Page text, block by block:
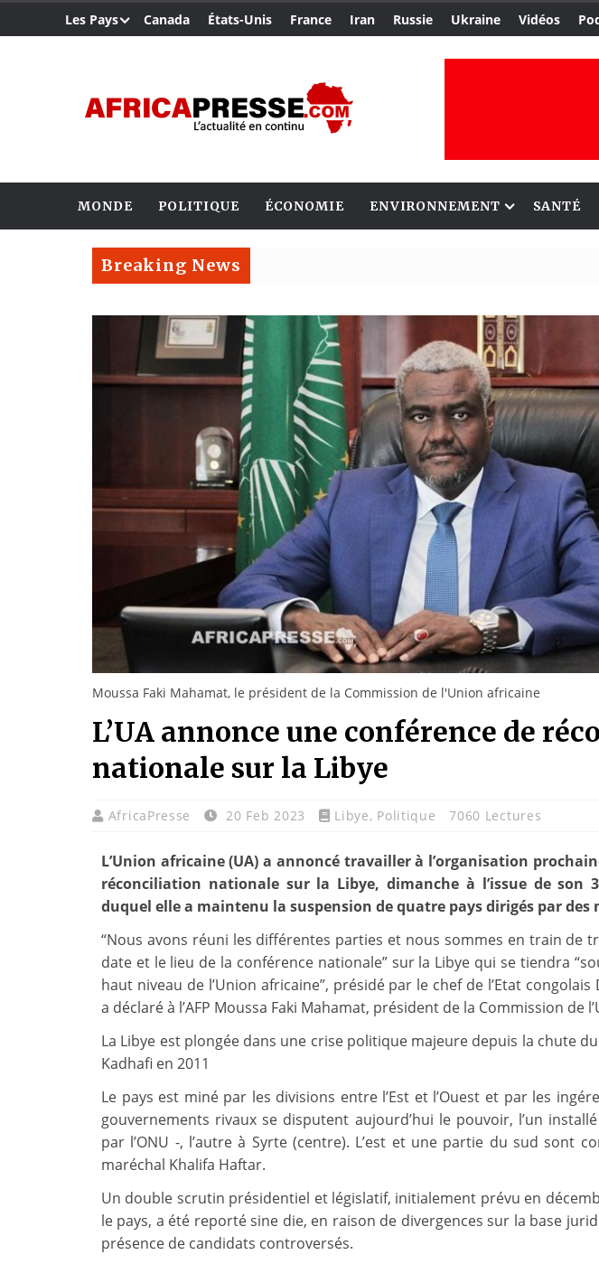
Les Pays Canada États-Unis France Iran Russie Ukraine Vidéos
MONDE POLITIQUE ÉCONOMIE ENVIRONNEMENT SANTÉ
Breaking News
Moussa Faki Mahamat, le président de la Commission de l'Union africaine
L’UA annonce une conférence de
nationale sur la Libye
AfricaPresse 20 Feb 2023 Libye, Politique 7060 Lectures
L’Union africaine (UA) a annoncé travailler à l’organisation
réconciliation nationale sur la Libye, dimanche à l’issue de son
duquel elle a maintenu la suspension de quatre pays dirigés par des
“Nous avons réuni les différentes parties et nous sommes en train de
date et le lieu de la conférence nationale” sur la Libye qui se tiendra
haut niveau de l’Union africaine”, présidé par le chef de l’Etat congolais
a déclaré à l’AFP Moussa Faki Mahamat, président de la Commission de
La Libye est plongée dans une crise politique majeure depuis la chute
Kadhafi en 2011
Le pays est miné par les divisions entre l’Est et l’Ouest et par les
gouvernements rivaux se disputent aujourd’hui le pouvoir, l’un
par l’ONU -, l’autre à Syrte (centre). L’est et une partie du sud sont
maréchal Khalifa Haftar.
Un double scrutin présidentiel et législatif, initialement prévu en
le pays, a été reporté sine die, en raison de divergences sur la base
présence de candidats controversés.